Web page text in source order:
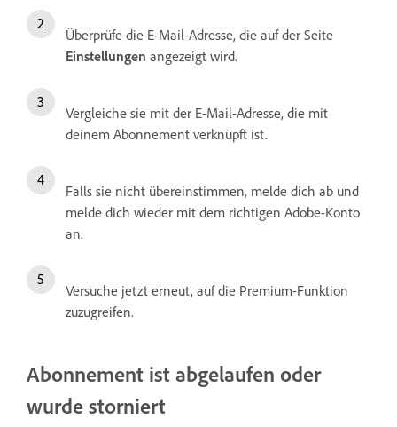
Überprüfe die E-Mail-Adresse, die auf der Seite
Einstellungen angezeigt wird.
Vergleiche sie mit der E-Mail-Adresse, die mit
deinem Abonnement verknüpft ist.
Falls sie nicht übereinstimmen, melde dich ab und
melde dich wieder mit dem richtigen Adobe-Konto
an.
Versuche jetzt erneut, auf die Premium-Funktion
zuzugreifen.
Abonnement ist abgelaufen oder
wurde storniert